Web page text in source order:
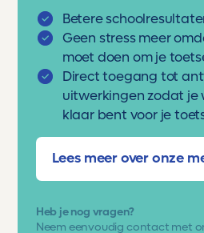
Betere
Geen stress meer
moet doen om je
Direct toegang tot
uitwerkingen zodat je
klaar bent voor je
Lees meer over onze
Heb je nog vragen?
Neem eenvoudig contact met